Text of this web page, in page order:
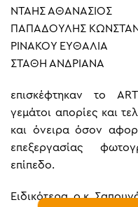
ΝΤΑΗΣ ΑΘΑΝΑΣΙΟΣ
ΠΑΠΑΔΟΥΛΗΣ
ΡΙΝΑΚΟΥ ΕΥΘΑΛΙΑ
ΣΤΑΘΗ ΑΝΔΡΙΑΝΑ
επισκέφτηκαν το
γεμάτοι απορίες και
και όνειρα όσον
επεξεργασίας
επίπεδο.
Ειδικότερα, ο κ.